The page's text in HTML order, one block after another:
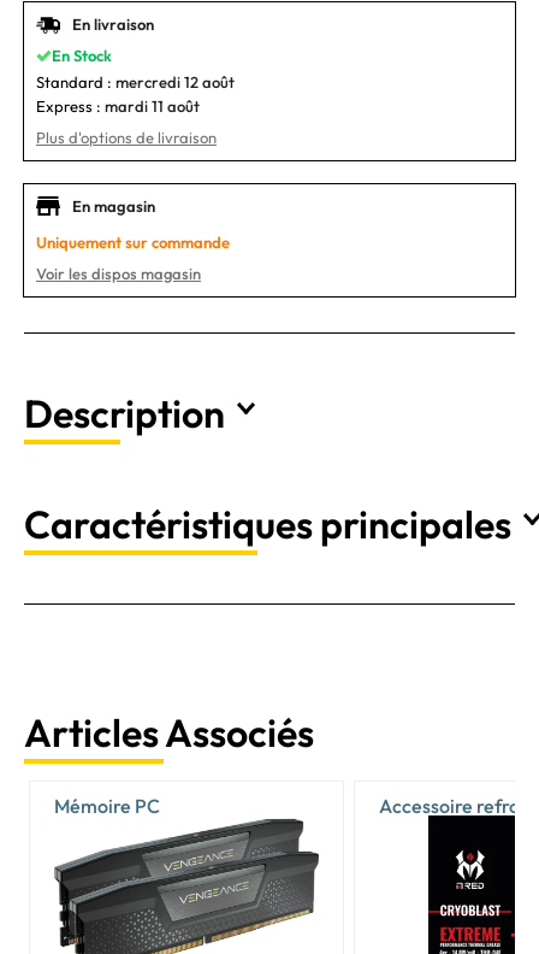
En livraison
En Stock
Standard : mercredi 12 août
Express : mardi 11 août
Plus d'options de livraison
En magasin
Uniquement sur commande
Voir les dispos magasin
Description
Caractéristiques principales
Articles Associés
Mémoire PC Accessoire